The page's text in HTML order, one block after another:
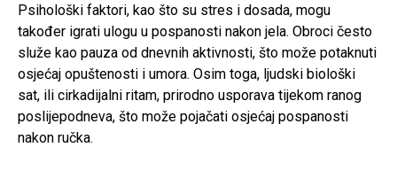
Psihološki faktori, kao što su stres i dosada, mogu
također igrati ulogu u pospanosti nakon jela. Obroci često
služe kao pauza od dnevnih aktivnosti, što može potaknuti
osjećaj opuštenosti i umora. Osim toga, ljudski biološki
sat, ili cirkadijalni ritam, prirodno usporava tijekom ranog
poslijepodneva, što može pojačati osjećaj pospanosti
nakon ručka.